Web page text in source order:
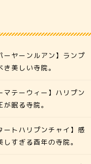
ーヤーンルアン】ランプ
美しい寺院。
マテーウィー】ハリプン
眠る寺院。
ートハリプンチャイ】感
すぎる酉年の寺院。